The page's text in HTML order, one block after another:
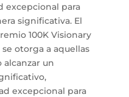
excepcional para
significativa. El
100K Visionary
otorga a aquellas
alcanzar un
excepcional para